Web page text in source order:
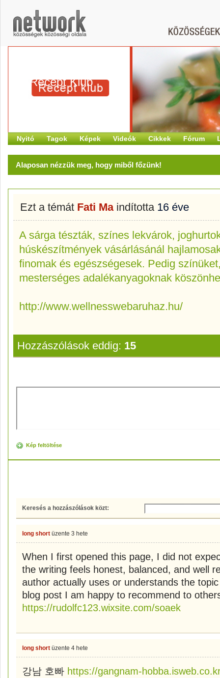
Recept Klub
Nyitó Tagok Képek Videók Cikkek Fórum
Alaposan nézzük meg, hogy miből főzünk!
Ezt a témát Fati Maindította 16 éve
A sárga tészták, színes lekvárok,
húskészítmények vásárlásánál
finomak és egészségesek. Pedig
mesterséges adalékanyagoknak
http://www.wellnesswebaruhaz.hu/
Hozzászólások eddig: 15
Kép feltöltése
Keresés a hozzászólások közt:
long short üzente 3 hete
When I first opened this page, I did not
the writing feels honest, balanced, and well
author actually uses or understands the
blog post I am happy to recommend to
https://rudolfc123.wixsite.com/soaek
long short üzente 4 hete
강남 호빠 https://gangnam-